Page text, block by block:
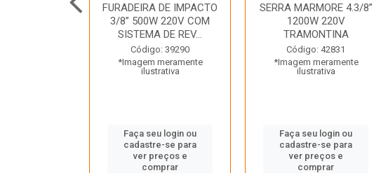
FURADEIRA DE IMPACTO
3/8” 500W 220V COM
SISTEMA DE REV...
Código: 39290
*Imagem meramente
ilustrativa
Faça seu login ou
cadastre-se para
ver preços e
comprar
SERRA MARMORE 4.3/8”
1200W 220V
TRAMONTINA
Código: 42831
*Imagem meramente
ilustrativa
Faça seu login ou
cadastre-se para
ver preços e
comprar